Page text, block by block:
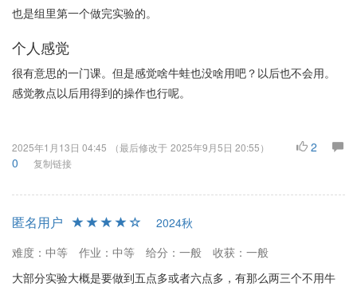
也是组里第一个做完实验的。
个人感觉
很有意思的一门课。但是感觉啥牛蛙也没啥用吧？以后也不会用。
感觉教点以后用得到的操作也行呢。
2025年1月13日 04:45 （最后修改于 2025年9月5日 20:55）
2
0
复制链接
匿名用户
2024秋
难度：中等
作业：中等 给分：一般
收获：一般
大部分实验大概是要做到五点多或者六点多，有那么两三个不用牛